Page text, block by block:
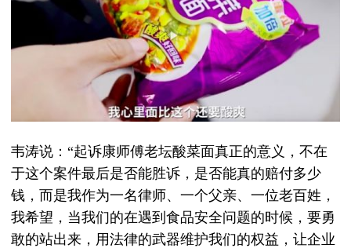
韦涛说：“起诉康师傅老坛酸菜面真正的意义，不在
于这个案件最后是否能胜诉，是否能真的赔付多少
钱，而是我作为一名律师、一个父亲、一位老百姓，
我希望，当我们的在遇到食品安全问题的时候，要勇
敢的站出来，用法律的武器维护我们的权益，让企业